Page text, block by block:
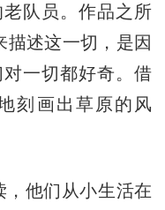
队员。作品之所
描述这一切，是因
一切都好奇。借
刻画出草原的风
他们从小生活在